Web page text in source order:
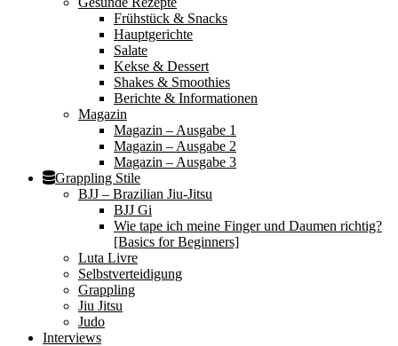
Frühstück & Snacks
Hauptgerichte
Salate
Kekse & Dessert
Shakes & Smoothies
Berichte & Informationen
Magazin
Magazin – Ausgabe 1
Magazin – Ausgabe 2
Magazin – Ausgabe 3
Grappling Stile
BJJ – Brazilian Jiu-Jitsu
BJJ Gi
Wie tape ich meine Finger und Daumen richtig?
[Basics for Beginners]
Luta Livre
Selbstverteidigung
Grappling
Jiu Jitsu
Judo
Interviews